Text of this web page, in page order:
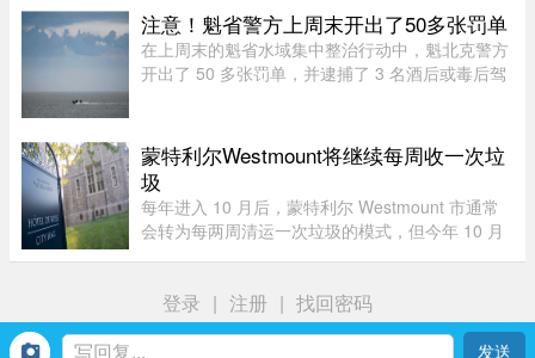
闲置整整一年无人入住，因而遭 ...
注意！魁省警方上周末开出了50多张罚单
在上周末的魁省水域集中整治行动中，魁北克警方
开出了 50 多张罚单，并逮捕了 3 名酒后或毒后驾
内的多支魁省警力在 8 月 1 ...
蒙特利尔Westmount将继续每周收一次垃
圾
每年进入 10 月后，蒙特利尔 Westmount 市通常
会转为每两周清运一次垃圾的模式，但今年 10 月
运政策延长七个月，理由是 ...
登录 | 注册 | 找回密码